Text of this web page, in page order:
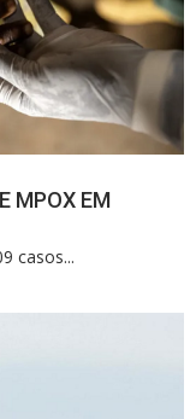
MPOX EM
casos...